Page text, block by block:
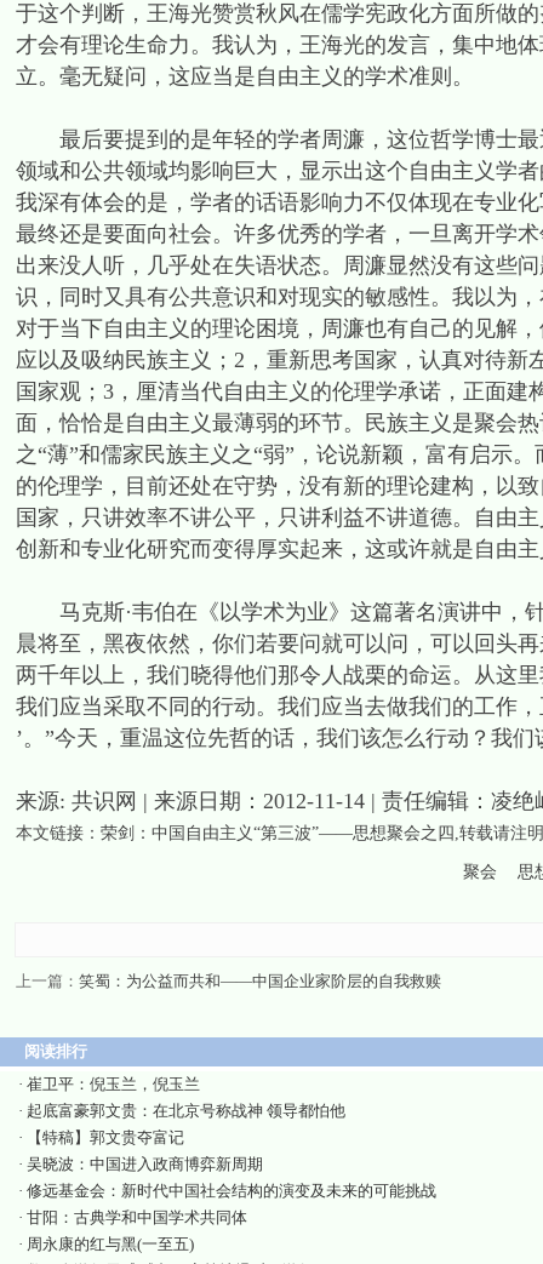
于这个判断，王海光赞赏秋风在儒学宪政化方面所做
才会有理论生命力。我认为，王海光的发言，集中地
立。毫无疑问，这应当是自由主义的学术准则。
最后要提到的是年轻的学者周濂，这位哲学博士最
领域和公共领域均影响巨大，显示出这个自由主义学
我深有体会的是，学者的话语影响力不仅体现在专业
最终还是要面向社会。许多优秀的学者，一旦离开学
出来没人听，几乎处在失语状态。周濂显然没有这些
识，同时又具有公共意识和对现实的敏感性。我以为
对于当下自由主义的理论困境，周濂也有自己的见解
应以及吸纳民族主义；2，重新思考国家，认真对待新
国家观；3，厘清当代自由主义的伦理学承诺，正面
面，恰恰是自由主义最薄弱的环节。民族主义是聚会
之“薄”和儒家民族主义之“弱”，论说新颖，富有启示
的伦理学，目前还处在守势，没有新的理论建构，以
国家，只讲效率不讲公平，只讲利益不讲道德。自由
创新和专业化研究而变得厚实起来，这或许就是自由
马克斯·韦伯在《以学术为业》这篇著名演讲中，
晨将至，黑夜依然，你们若要问就可以问，可以回头
两千年以上，我们晓得他们那令人战栗的命运。从这
我们应当采取不同的行动。我们应当去做我们的工作
’。”今天，重温这位先哲的话，我们该怎么行动？我
来源: 共识网 | 来源日期：2012-11-14 | 责任编辑：凌绝
本文链接： 荣剑：中国自由主义“第三波”——思想聚会之四 ,转载请注
聚会 思
上一篇： 笑蜀：为公益而共和——中国企业家阶层的自我救赎
阅读排行
· 崔卫平：倪玉兰，倪玉兰
· 起底富豪郭文贵：在北京号称战神 领导都怕他
·
【特稿】郭文贵夺富记
· 吴晓波：中国进入政商博弈新周期
· 修远基金会：新时代中国社会结构的演变及未来的可能挑战
· 甘阳：古典学和中国学术共同体
· 周永康的红与黑(一至五)